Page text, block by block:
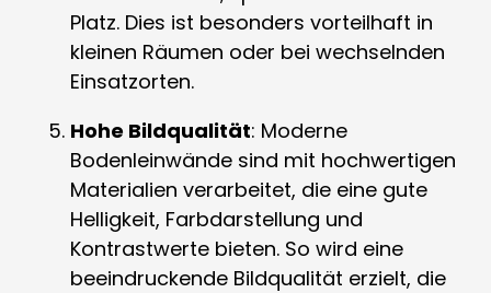
Platz. Dies ist besonders vorteilhaft in
kleinen Räumen oder bei wechselnden
Einsatzorten.
Hohe Bildqualität: Moderne
Bodenleinwände sind mit hochwertigen
Materialien verarbeitet, die eine gute
Helligkeit, Farbdarstellung und
Kontrastwerte bieten. So wird eine
beeindruckende Bildqualität erzielt, die